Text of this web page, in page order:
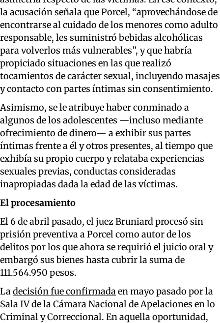
la acusación señala que Porcel, “aprovechándose de
encontrarse al cuidado de los menores como adulto
responsable, les suministró bebidas alcohólicas
para volverlos más vulnerables”, y que habría
propiciado situaciones en las que realizó
tocamientos de carácter sexual, incluyendo masajes
y contacto con partes íntimas sin consentimiento.
Asimismo, se le atribuye haber conminado a
algunos de los adolescentes —incluso mediante
ofrecimiento de dinero— a exhibir sus partes
íntimas frente a él y otros presentes, al tiempo que
exhibía su propio cuerpo y relataba experiencias
sexuales previas, conductas consideradas
inapropiadas dada la edad de las víctimas.
El procesamiento
El 6 de abril pasado, el juez Bruniard procesó sin
prisión preventiva a Porcel como autor de los
delitos por los que ahora se requirió el juicio oral y
embargó sus bienes hasta cubrir la suma de
111.564.950 pesos.
Ladecisión fue confirmadaen mayo pasado por la
Sala IV de la Cámara Nacional de Apelaciones en lo
Criminal y Correccional. En aquella oportunidad,